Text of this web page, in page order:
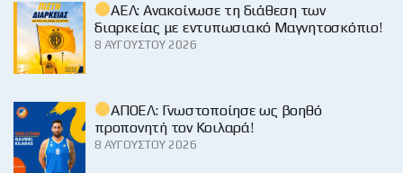
ΑΕΛ: Ανακοίνωσε τη διάθεση των
διαρκείας με εντυπωσιακό Μαγνητοσκόπιο!
8 ΑΥΓΟΎΣΤΟΥ 2026
ΑΠΟΕΛ: Γνωστοποίησε ως βοηθό
προπονητή τον Κοιλαρά!
8 ΑΥΓΟΎΣΤΟΥ 2026